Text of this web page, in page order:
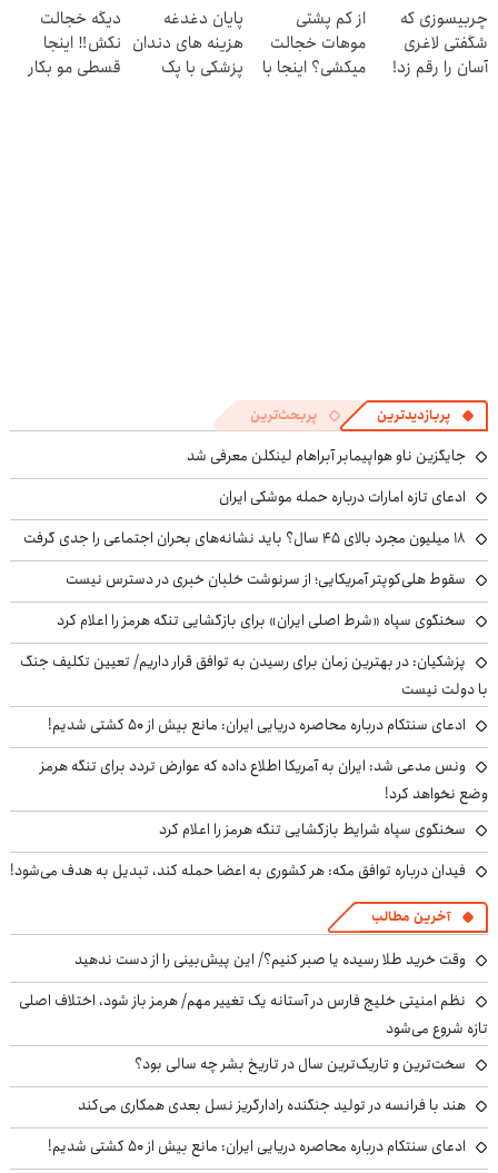
کنی! 👈🏻
پرسش‌نامه
چربیسوزی که
شگفتی لاغری
آسان را رقم زد!
از کم پشتی
موهات خجالت
میکشی؟ اینجا با
پایان دغدغه
هزینه های دندان
پزشکی با پک
دیگه خجالت
نکش‼️ اینجا
قسطی مو بکار
پربازدیدترین پربحث‌ترین
جایگزین ناو هواپیمابر آبراهام لینکلن معرفی شد
ادعای تازه امارات درباره حمله موشکی ایران
۱۸ میلیون مجرد بالای ۴۵ سال؟ باید نشانه‌های بحران اجتماعی را جدی گرفت
سقوط هلی‌کوپتر آمریکایی؛ از سرنوشت خلبان خبری در دسترس نیست
سخنگوی سپاه «شرط اصلی ایران» برای بازگشایی تنگه هرمز را اعلام کرد
پزشکیان‌: در بهترین زمان برای رسیدن به توافق قرار داریم/ تعیین تکلیف جنگ
با دولت نیست
ادعای سنتکام درباره محاصره دریایی ایران: مانع بیش از ۵۰ کشتی شدیم!
ونس مدعی شد: ایران به آمریکا اطلاع داده که عوارض تردد برای تنگه هرمز
وضع نخواهد کرد!
سخنگوی سپاه شرایط بازگشایی تنگه هرمز را اعلام کرد
فیدان درباره توافق مکه: هر کشوری به اعضا حمله کند، تبدیل به هدف می‌شود!
آخرین مطالب
وقت خرید طلا رسیده یا صبر کنیم؟/ این پیش‌بینی را از دست ندهید
نظم امنیتی خلیج فارس در آستانه یک تغییر مهم/ هرمز باز شود، اختلاف اصلی
تازه شروع می‌شود
سخت‌ترین و تاریک‌ترین سال در تاریخ بشر چه سالی بود؟
هند با فرانسه در تولید جنگنده رادارگریز نسل بعدی همکاری می‌کند
ادعای سنتکام درباره محاصره دریایی ایران: مانع بیش از ۵۰ کشتی شدیم!